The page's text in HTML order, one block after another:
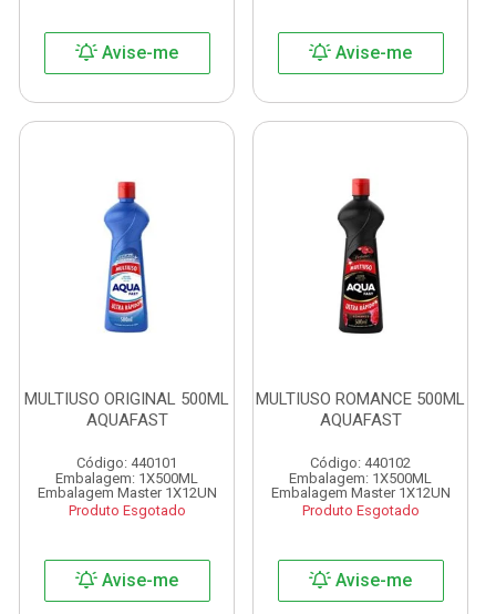
Avise-me Avise-me
MULTIUSO ORIGINAL 500ML
AQUAFAST
Código: 440101
Embalagem: 1X500ML
Embalagem Master 1X12UN
Produto Esgotado
Avise-me
MULTIUSO ROMANCE 500ML
AQUAFAST
Código: 440102
Embalagem: 1X500ML
Embalagem Master 1X12UN
Produto Esgotado
Avise-me